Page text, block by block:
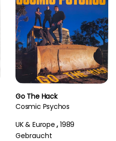
Go The Hack
Cosmic Psychos
UK & Europe ,1989
Gebraucht